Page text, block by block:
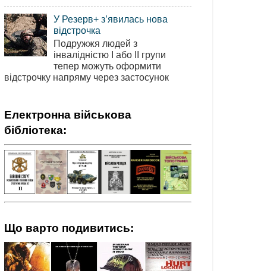
У Резерв+ з’явилась нова
відстрочка
Подружжя людей з
інвалідністю І або ІІ групи
тепер можуть оформити
відстрочку напряму через застосунок
Електронна військова
бібліотека:
Що варто подивитись: